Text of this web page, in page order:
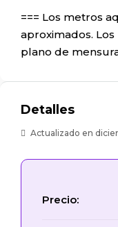
=== Los metros
aproximados.
plano de
Detalles
Actualizado en
Precio: